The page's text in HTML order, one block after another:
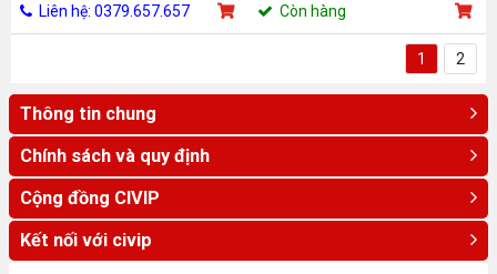
Liên hệ: 0379.657.657 Còn hàng
1 2
Thông tin chung
Chính sách và quy định
Cộng đồng CIVIP
Kết nối với civip